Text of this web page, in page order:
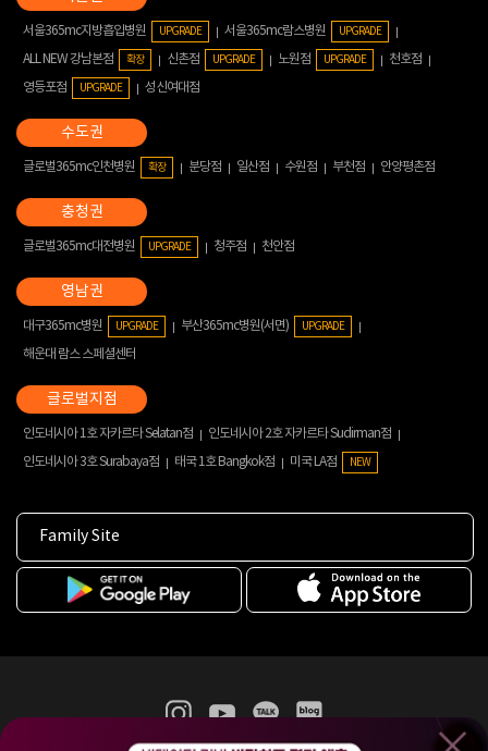
서울365mc지방흡입병원 UPGRADE 서울365mc람스병원 UPGRADE
ALL NEW 강남본점 확장 신촌점 UPGRADE 노원점 UPGRADE
천호점
영등포점
UPGRADE 성신여대점
글로벌365mc인천병원 확장 분당점 일산점 수원점 부천점 안양평촌점
글로벌365mc대전병원 UPGRADE 청주점 천안점
대구365mc병원 UPGRADE 부산365mc병원(서면) UPGRADE
해운대 람스 스페셜센터
인도네시아 1호 자카르타 Selatan점
인도네시아 2호 자카르타 Sudirman점
인도네시아 3호 Surabaya점
태국 1호 Bangkok점 미국 LA점 NEW
Family Site